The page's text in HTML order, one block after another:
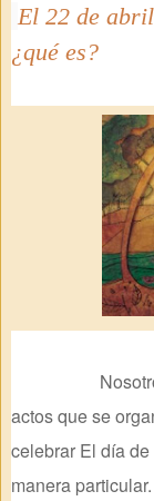
El 22 de
¿qué es?
Nosotros
actos que se
celebrar El día
manera particular.